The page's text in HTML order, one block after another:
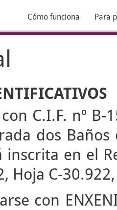
Cómo funciona Para
con C.I.F. nº
dos
inscrita en el
Hoja C-
con